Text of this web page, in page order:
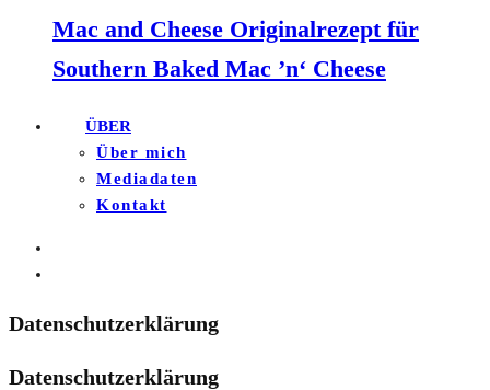
Mac and Cheese Originalrezept für
Southern Baked Mac ’n‘ Cheese
ÜBER
Über mich
Mediadaten
Kontakt
Datenschutzerklärung
Datenschutzerklärung